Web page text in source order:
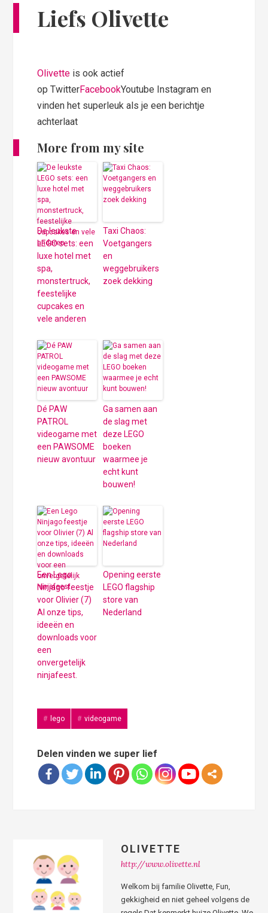
Liefs Olivette
Olivette is ook actief
op TwitterFacebookYoutube Instagram en
vinden het superleuk als je een berichtje
achterlaat
More from my site
De leukste
LEGO sets: een
luxe hotel met
spa,
monstertruck,
feestelijke
cupcakes en
vele anderen
Taxi Chaos:
Voetgangers
en
weggebruikers
zoek dekking
Dé PAW
PATROL
videogame met
een PAWSOME
nieuw avontuur
Ga samen aan
de slag met
deze LEGO
boeken
waarmee je
echt kunt
bouwen!
Een Lego
Ninjago feestje
voor Olivier (7)
Al onze tips,
ideeën en
downloads voor
een
onvergetelijk
ninjafeest.
Opening eerste
LEGO flagship
store van
Nederland
lego videogame
Delen vinden we super lief
OLIVETTE
http://www.olivette.nl
Welkom bij familie Olivette, Fun,
gekkigheid en niet geheel volgens de